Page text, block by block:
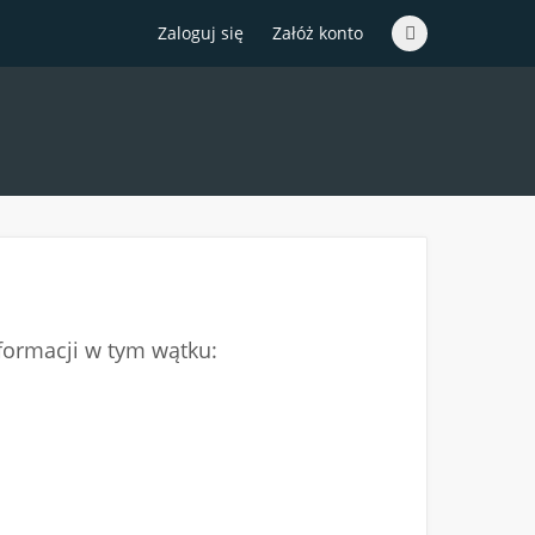
Zaloguj się Załóż konto
w tym wątku: